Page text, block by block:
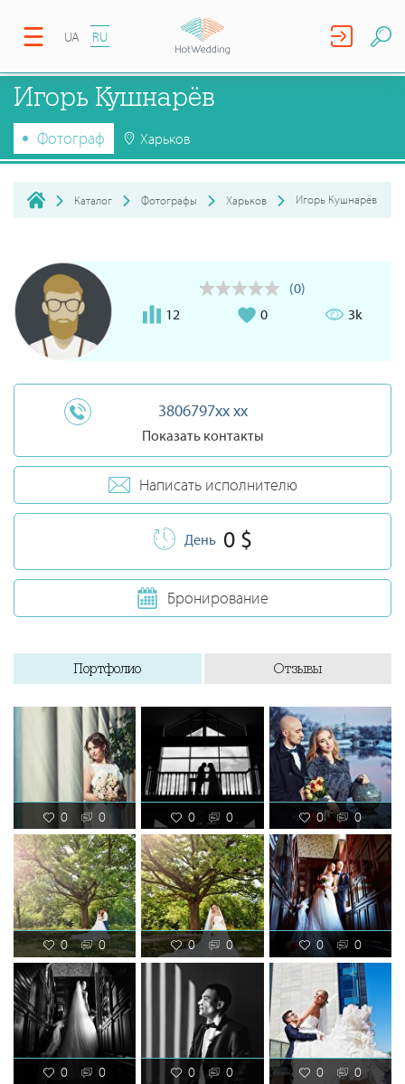
UA RU
Игорь Кушнарёв
Фотограф Харьков
Каталог Фотографы Харьков Игорь Кушнарёв
(0)
12
0 3k
3806797xx xx
Показать контакты
Написать исполнителю
День 0 $
Бронирование
Портфолио Отзывы
0 0 0 0 0 0
0 0 0 0 0 0
0 0 0 0 0 0